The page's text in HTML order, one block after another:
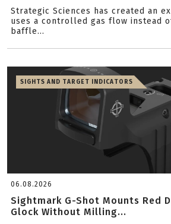
Strategic Sciences has created an
uses a controlled gas flow instead
baffle...
SIGHTS AND TARGET INDICATORS
06.08.2026
Sightmark G-Shot Mounts Red
Glock Without Milling...